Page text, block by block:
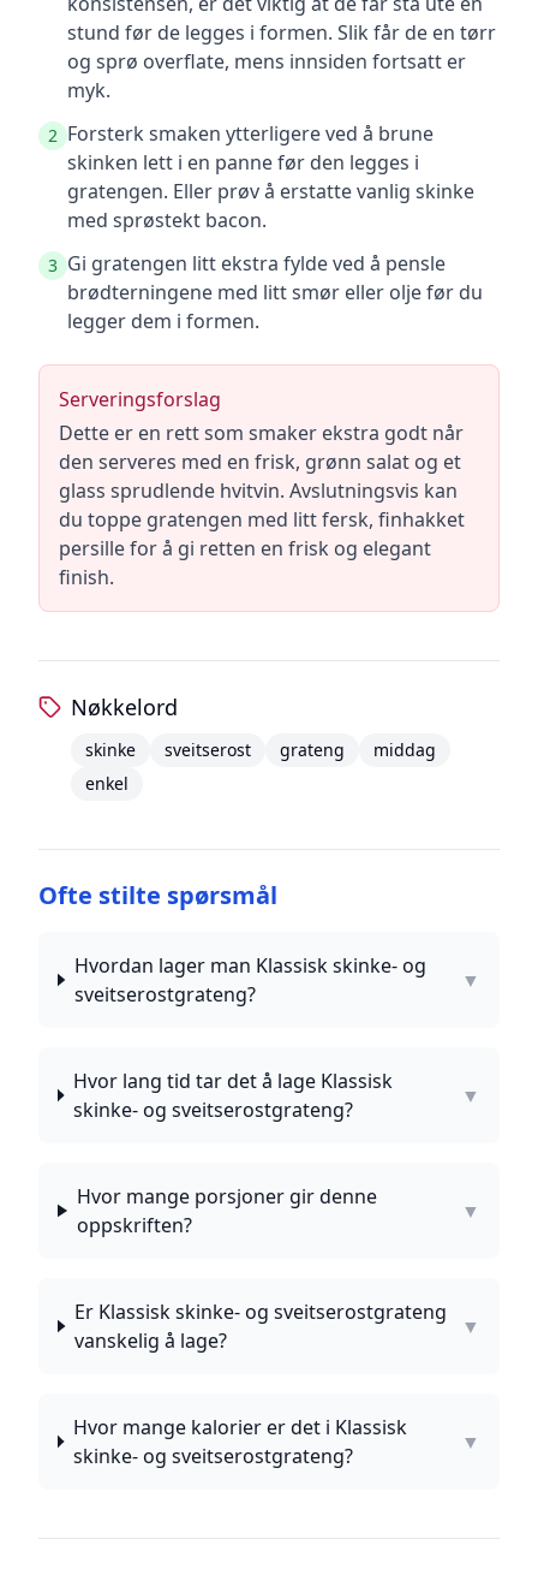
stund før de legges i formen. Slik får de en tørr
og sprø overflate, mens innsiden fortsatt er
myk.
2 Forsterk smaken ytterligere ved å brune
skinken lett i en panne før den legges i
gratengen. Eller prøv å erstatte vanlig skinke
med sprøstekt bacon.
3 Gi gratengen litt ekstra fylde ved å pensle
brødterningene med litt smør eller olje før du
legger dem i formen.
Serveringsforslag
Dette er en rett som smaker ekstra godt når
den serveres med en frisk, grønn salat og et
glass sprudlende hvitvin. Avslutningsvis kan
du toppe gratengen med litt fersk, finhakket
persille for å gi retten en frisk og elegant
finish.
Nøkkelord
skinke sveitserost grateng
middag
enkel
Ofte stilte spørsmål
Hvordan lager man Klassisk skinke- og
sveitserostgrateng?
▼
Hvor lang tid tar det å lage Klassisk
skinke- og sveitserostgrateng?
▼
Hvor mange porsjoner gir denne
oppskriften?
▼
Er Klassisk skinke- og sveitserostgrateng
vanskelig å lage?
▼
Hvor mange kalorier er det i Klassisk
skinke- og sveitserostgrateng?
▼